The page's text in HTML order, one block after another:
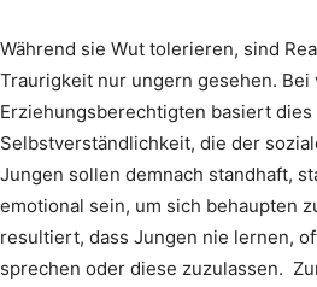
Während sie Wut tolerieren, sind
Traurigkeit nur ungern gesehen. Bei
Erziehungsberechtigten basiert
Selbstverständlichkeit, die der
Jungen sollen demnach standhaft,
emotional sein, um sich behaupten
resultiert, dass Jungen nie lernen,
sprechen oder diese zuzulassen.